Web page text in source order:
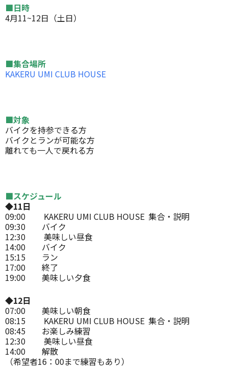
■日時
4月11~12日（土日）
■集合場所
KAKERU UMI CLUB HOUSE
■対象
バイクを持参できる方
バイクとランが可能な方
離れても一人で戻れる方
■スケジュール
◆11日
09:00 KAKERU UMI CLUB HOUSE 集合・説明
09:30 バイク
12:30 美味しい昼食
14:00 バイク
15:15 ラン
17:00 終了
19:00 美味しい夕食
◆12日
07:00 美味しい朝食
08:15 KAKERU UMI CLUB HOUSE 集合・説明
08:45 お楽しみ練習
12:30 美味しい昼食
14:00 解散
（希望者16：00まで練習もあり）